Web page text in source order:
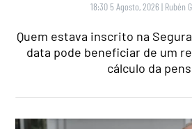
18:30 5 Agosto, 2026 | Rubén
Quem estava inscrito na
data pode beneficiar de um
cálculo da